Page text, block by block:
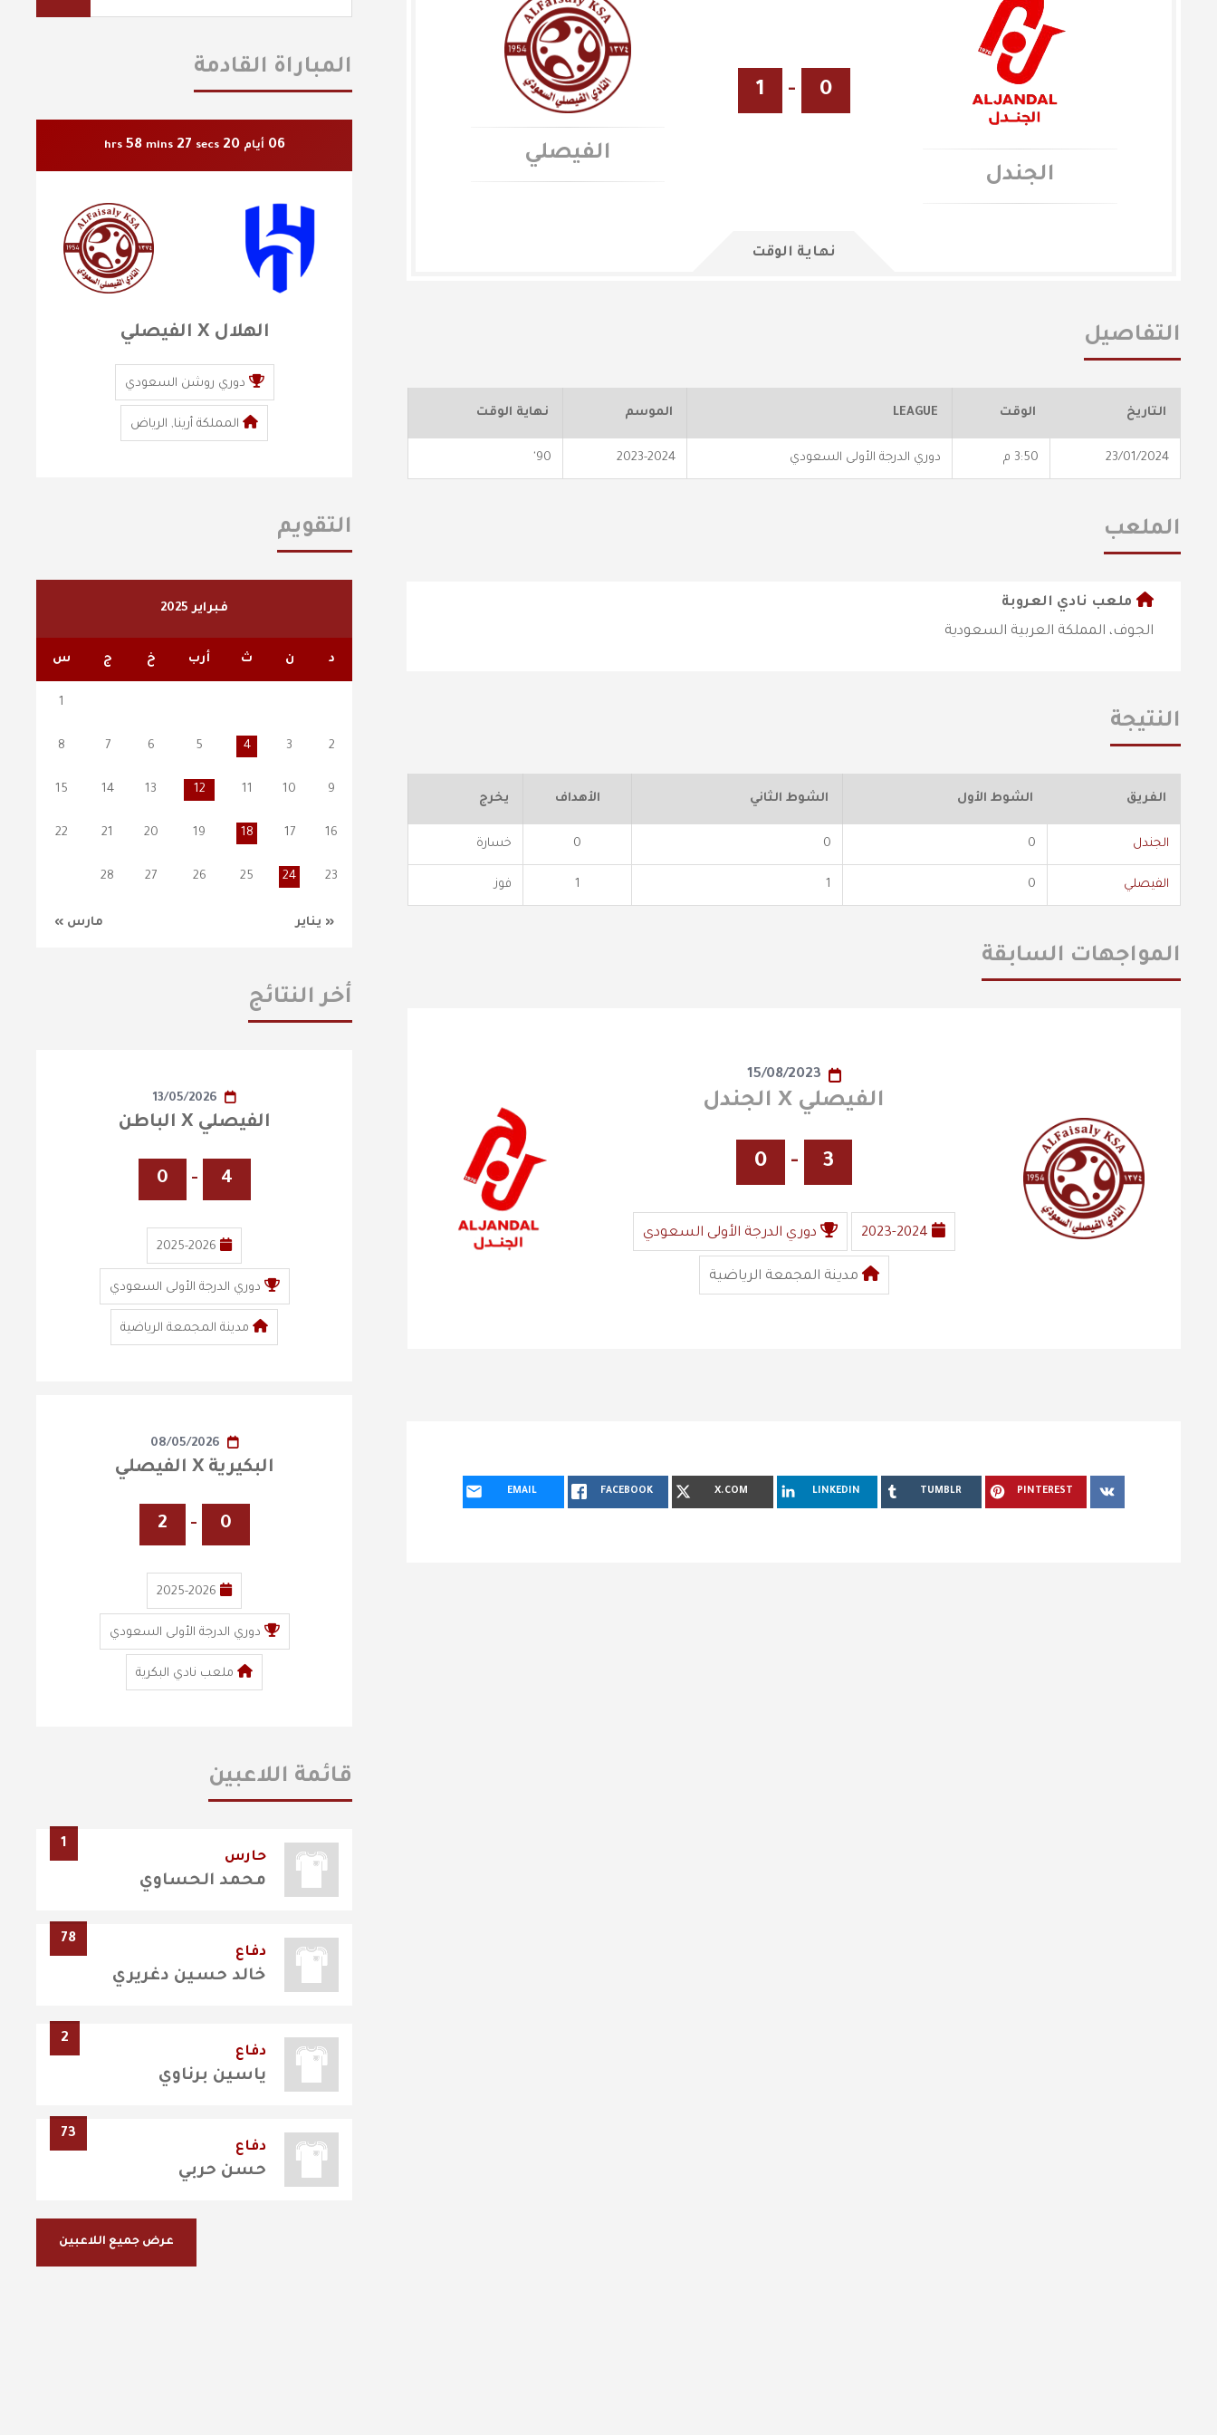
الجندل
0
-
1
الفيصلي
نهاية الوقت
التفاصيل
التاريخ الوقت LEAGUE الموسم نهاية الوقت
23/01/2024 3:50 م دوري الدرجة الأولى السعودي 2023-2024
90'
الملعب
ملعب نادي العروبة
الجوف، المملكة العربية السعودية
النتيجة
الفريق الشوط الأول الشوط الثاني الأهداف يخرج
الجندل 0
0
0 خسارة
الفيصلي 0
1
1 فوز
المواجهات السابقة
15/08/2023
الفيصلي X الجندل
3
-
0
2023-2024 دوري الدرجة الأولى السعودي
مدينة المجمعة الرياضية
EMAIL FACEBOOK X.COM LINKEDIN TUMBLR PINTEREST
المباراة القادمة
06 أيام 20
hrs 58 mins 26 secs
الهلال X الفيصلي
دوري روشن السعودي
المملكة أرينا, الرياض
التقويم
فبراير 2025
د ن ث أرب خ ج س
« يناير مارس »
1
2
3
4
5
6
7
8
9
10
11
12
13
14
15
16
17
18
19
20
21
22
23
24
25
26
27
28
أخر النتائج
13/05/2026
الفيصلي X الباطن
4
-
0
2025-2026
دوري الدرجة الأولى السعودي
مدينة المجمعة الرياضية
08/05/2026
البكيرية X الفيصلي
0
-
2
2025-2026
دوري الدرجة الأولى السعودي
ملعب نادي البكرية
قائمة اللاعبين
1
حارس
محمد الحساوي
78
دفاع
خالد حسين دغريري
2
دفاع
ياسين برناوي
73
دفاع
حسن حربي
عرض جميع اللاعبين